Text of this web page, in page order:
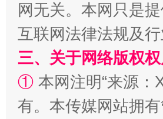
解纷+调解+退费，一次搞定
网无关。本网只是
互联网法律法规及
三、关于网络版权权
① 本网注明“来源：
有。本传媒网站拥